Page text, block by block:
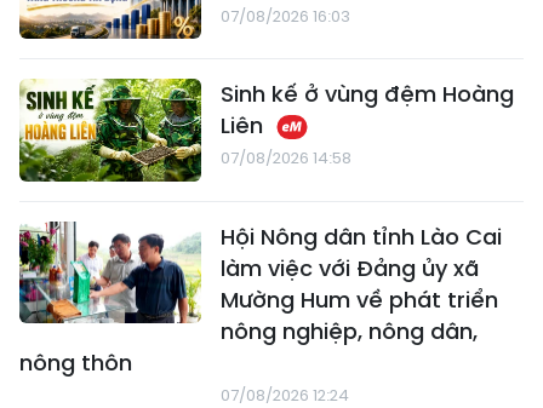
07/08/2026 16:03
Sinh kế ở vùng đệm Hoàng
Liên
07/08/2026 14:58
Hội Nông dân tỉnh Lào Cai
làm việc với Đảng ủy xã
Mường Hum về phát triển
nông nghiệp, nông dân,
nông thôn
07/08/2026 12:24